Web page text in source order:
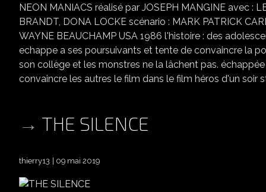
NEON MANIACS réalisé par JOSEPH MANGINE avec :
BRANDT, DONA LOCKE scénario : MARK PATRICK
WAYNE BEAUCHAMP USA 1986 l'histoire : des
echappe a ses poursuivants et tente de convaincre la
son collège et les monstres ne la lâchent pas.
convaincre les autres le film dans le film héros d'un soir
THE SILENCE
thierry13 09 mai 2019